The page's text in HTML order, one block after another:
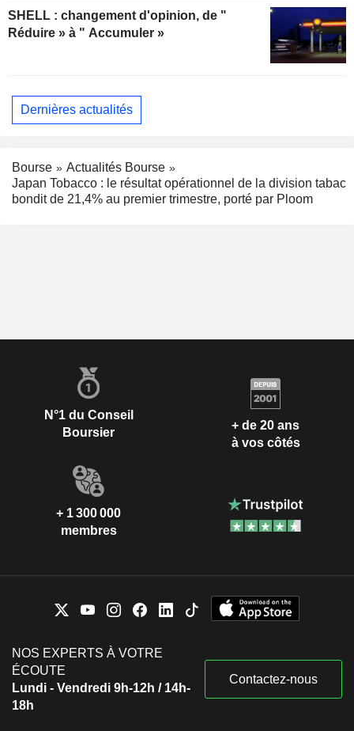
SHELL : changement d'opinion, de "
Réduire » à " Accumuler »
Dernières actualités
Bourse
Actualités Bourse
Japan Tobacco : le résultat opérationnel de la division tabac
bondit de 21,4% au premier trimestre, porté par Ploom
N°1 du Conseil
Boursier
+ de 20 ans
à vos côtés
+ 1 300 000
membres
NOS EXPERTS À VOTRE
ÉCOUTE
Lundi - Vendredi 9h-12h / 14h-
18h
Contactez-nous